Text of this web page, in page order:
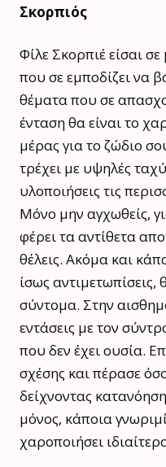
Σκορπιός
Φίλε Σκορπιέ είσαι
που σε εμποδίζει να
θέματα που σε
ένταση θα είναι το
μέρας για το ζώδιο
τρέχει με υψηλές
υλοποιήσεις τις
Μόνο μην αγχωθείς,
φέρει τα αντίθετα
θέλεις. Ακόμα και
ίσως
σύντομα. Στην
εντάσεις με τον
που δεν έχει ουσία.
σχέσης και πέρασε
δείχνοντας
μόνος, κάποια
χαροποιήσει